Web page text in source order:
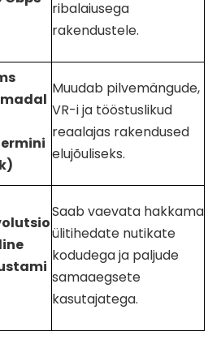
ribalaiusega
rakendustele.
Muudab pilvemängude,
VR-i ja tööstuslikud
reaalajas rakendused
elujõuliseks.
Saab vaevata hakkama
ülitihedate nutikate
kodudega ja paljude
samaaegsete
kasutajatega.